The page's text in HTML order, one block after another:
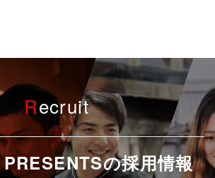
Recruit
の採用情報